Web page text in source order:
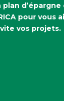
plan
pour vous
vos projets.